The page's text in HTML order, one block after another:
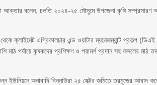
আক্তার বলেন, চলতি ২০২৪-২৫ মৌসুমে উপজেলা কৃষি সম্প্রসারণ
ক্লাইমেট এগ্রিকালচার এন্ড ওয়াটার ম্যনেজম্যান্ট প্রকল্প (ডিএই
মাঠ পর্যায়ে কৃষকদের প্রশিক্ষণ ও পরামর্শ প্রদান সহ ফসলের মাঠ
ইউনিয়নে অনাবাদি বিন্নাউরা ২৫ হেক্টর জমিতে তরমুজের আবাদ